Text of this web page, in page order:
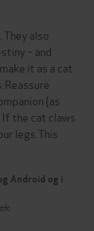
also
– and
it as a cat
(as
If the cat claws
legs.This
Android og i